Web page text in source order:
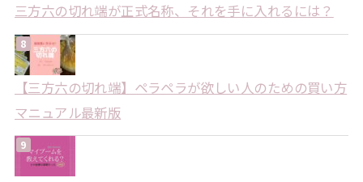
三方六の切れ端が正式名称、それを手に入れるには？
【三方六の切れ端】ペラペラが欲しい人のための買い方
マニュアル最新版